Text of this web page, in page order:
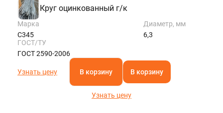
Круг оцинкованный г/к
Марка
С345
Диаметр, мм
6,3
ГОСТ/ТУ
ГОСТ 2590-2006
Узнать цену В корзину В корзину
Узнать цену